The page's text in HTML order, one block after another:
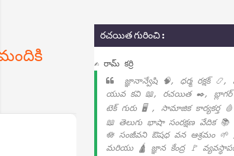
రచయిత గురించి :
✍ రామ్ కర్రి
జ్ఞానాన్వేషి 🧠, ధర్మ రక్షక్ 📿,
యువ కవి 📖, రచయిత ✒️,
టెక్ గురు 🖥️ , సామాజిక కార్యకర్త
📖 తెలుగు భాషా సంరక్షణ వేదిక
🪷 సంజీవని ఔషధ వన ఆశ్రమం 🌱
మరియు 🛕 జ్ఞాన కేంద్ర 🚩